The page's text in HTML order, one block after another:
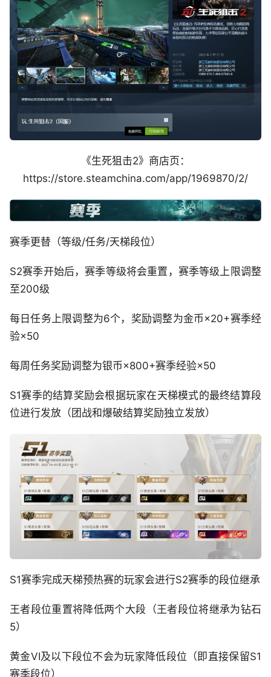
《生死狙击2》商店页：
https://store.steamchina.com/app/1969870/2/
赛季更替（等级/任务/天梯段位）
S2赛季开始后，赛季等级将会重置，赛季等级上限调整
至200级
每日任务上限调整为6个，奖励调整为金币×20+赛季经
验×50
每周任务奖励调整为银币×800+赛季经验×50
S1赛季的结算奖励会根据玩家在天梯模式的最终结算段
位进行发放（团战和爆破结算奖励独立发放）
S1赛季完成天梯预热赛的玩家会进行S2赛季的段位继承
王者段位重置将降低两个大段（王者段位将继承为钻石
5）
黄金VI及以下段位不会为玩家降低段位（即直接保留S1
赛季段位）